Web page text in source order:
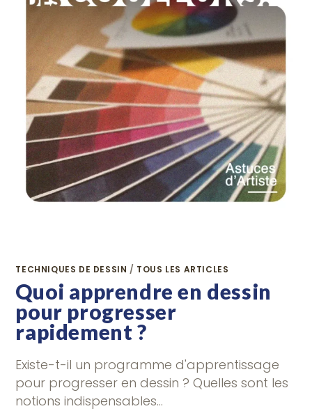
TECHNIQUES DE DESSIN / TOUS LES ARTICLES
Quoi apprendre en dessin
pour progresser
rapidement ?
Existe-t-il un programme d'apprentissage
pour progresser en dessin ? Quelles sont les
notions indispensables…